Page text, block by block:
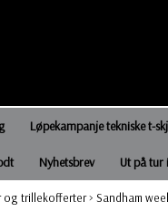
Løpekampanje tekniske t-
Nyhetsbrev Ut på tur
og trillekofferter> Sandham